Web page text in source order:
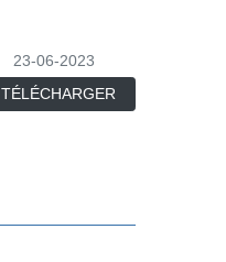
23-06-2023
TÉLÉCHARGER